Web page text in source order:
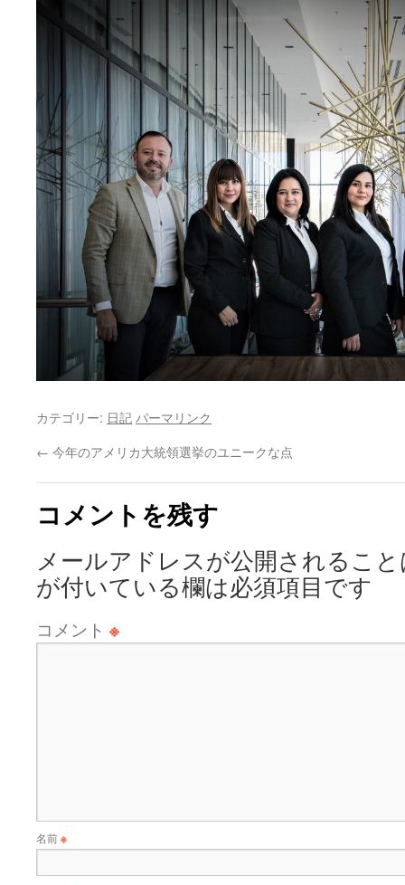
カテゴリー: 日記 パーマリンク
← 今年のアメリカ大統領選挙のユニークな点
コメントを残す
メールアドレスが公開されるこ
が付いている欄は必須項目です
コメント ※
名前※